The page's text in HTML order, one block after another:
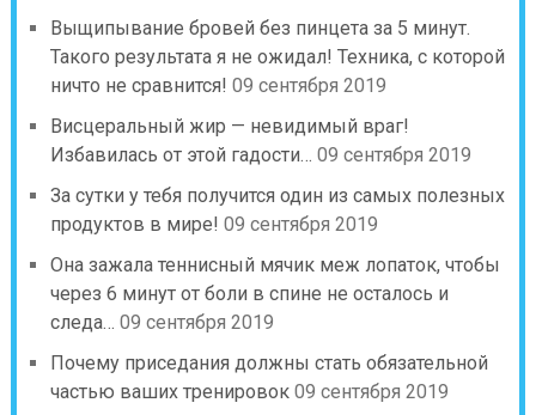
Выщипывание бровей без пинцета за 5 минут.
Такого результата я не ожидал! Техника, с которой
ничто не сравнится! 09 сентября 2019
Висцеральный жир — невидимый враг!
Избавилась от этой гадости… 09 сентября 2019
За сутки у тебя получится один из самых полезных
продуктов в мире! 09 сентября 2019
Она зажала теннисный мячик меж лопаток, чтобы
через 6 минут от боли в спине не осталось и
следа… 09 сентября 2019
Почему приседания должны стать обязательной
частью ваших тренировок 09 сентября 2019